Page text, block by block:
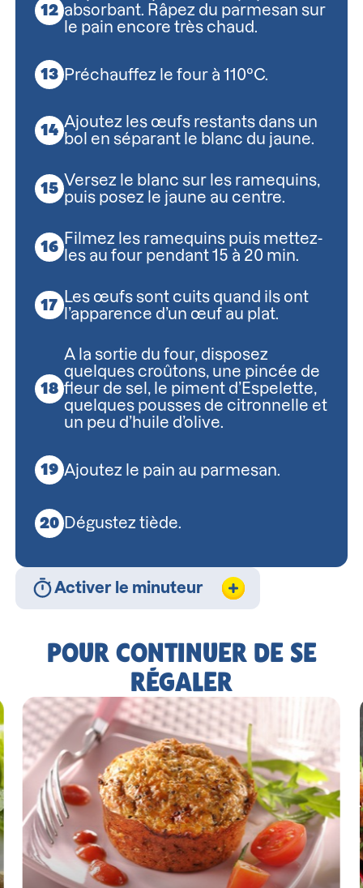
absorbant. Râpez du parmesan sur
le pain encore très chaud.
Préchauffez le four à 110°C.
Ajoutez les œufs restants dans un
bol en séparant le blanc du jaune.
Versez le blanc sur les ramequins,
puis posez le jaune au centre.
Filmez les ramequins puis mettez-
les au four pendant 15 à 20 min.
Les œufs sont cuits quand ils ont
l’apparence d’un œuf au plat.
A la sortie du four, disposez
quelques croûtons, une pincée de
fleur de sel, le piment d’Espelette,
quelques pousses de citronnelle et
un peu d’huile d’olive.
Ajoutez le pain au parmesan.
Dégustez tiède.
Activer le minuteur
POUR CONTINUER DE SE
RÉGALER